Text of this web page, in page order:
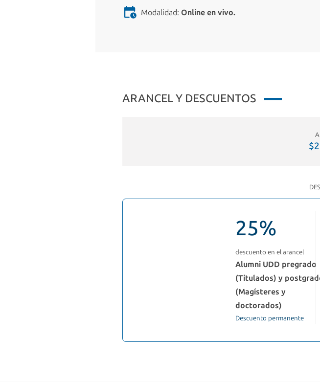
Modalidad: Online en vivo.
ARANCEL Y DESCUENTOS
25%
descuento en el arancel
Alumni UDD pregrado
(Titulados) y
(Magísteres y
doctorados)
Descuento permanente